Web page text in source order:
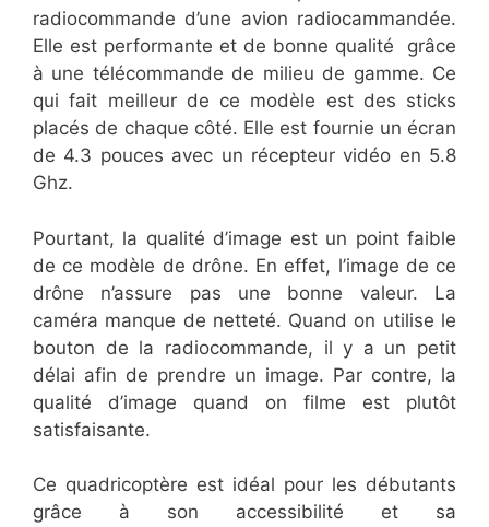
radiocommande d’une avion radiocammandée.
Elle est performante et de bonne qualité grâce
à une télécommande de milieu de gamme. Ce
qui fait meilleur de ce modèle est des sticks
placés de chaque côté. Elle est fournie un écran
de 4.3 pouces avec un récepteur vidéo en 5.8
Ghz.
Pourtant, la qualité d’image est un point faible
de ce modèle de drône. En effet, l’image de ce
drône n’assure pas une bonne valeur. La
caméra manque de netteté. Quand on utilise le
bouton de la radiocommande, il y a un petit
délai afin de prendre un image. Par contre, la
qualité d’image quand on filme est plutôt
satisfaisante.
Ce quadricoptère est idéal pour les débutants
grâce à son accessibilité et sa